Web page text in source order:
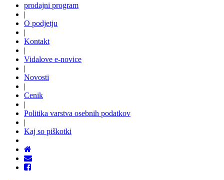
prodajni program
|
O podjetju
|
Kontakt
|
Vidalove e-novice
|
Novosti
|
Cenik
|
Politika varstva osebnih podatkov
|
Kaj so piškotki